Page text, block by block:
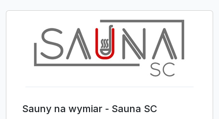
Sauny na wymiar - Sauna SC